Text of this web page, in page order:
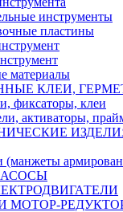
инструменты
пластины
материалы
КЛЕИ,
фиксаторы, клеи
активаторы,
(манжеты
МОТОР-